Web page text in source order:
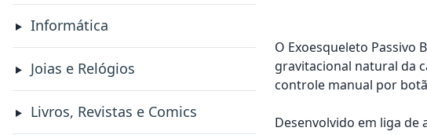
Informática
Joias e Relógios
Livros, Revistas e Comics
O Exoesqueleto Passivo
gravitacional natural da
controle manual por
Desenvolvido em liga de